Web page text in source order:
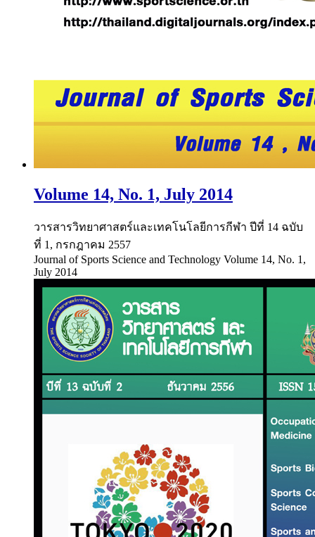
Volume 14, No. 1, July 2014
วารสารวิทยาศาสตร์และเทคโนโลยีการกีฬา ปีที่ 14 ฉบับ
ที่ 1, กรกฎาคม 2557
Journal of Sports Science and Technology Volume 14, No. 1,
July 2014